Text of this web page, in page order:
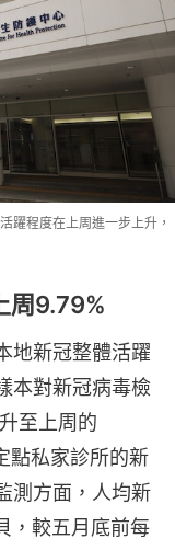
躍程度在上周進一步上升，
周9.79%
地新冠整體活躍
本對新冠病毒檢
至上周的
點私家診所的新
測方面，人均新
，較五月底前每